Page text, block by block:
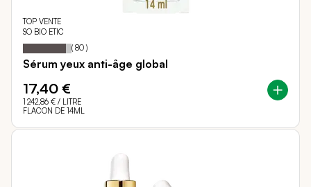
TOP VENTE
SO BIO ETIC
Notation: 89
% of
( 80 )
Sérum yeux anti-âge global
17,40 €
1 242,86 € / LITRE
FLACON DE 14ML